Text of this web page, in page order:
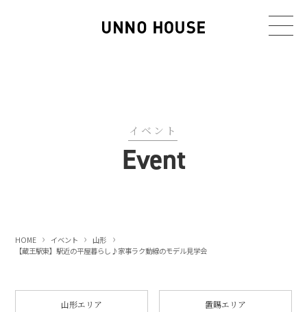
イベント
Event
HOME イベント
山形
【蔵王駅東】駅近の平屋暮らし♪ 家事ラク動線のモデル見学会
山形エリア 置賜エリア